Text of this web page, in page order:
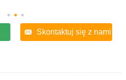
Skontaktuj się z nami